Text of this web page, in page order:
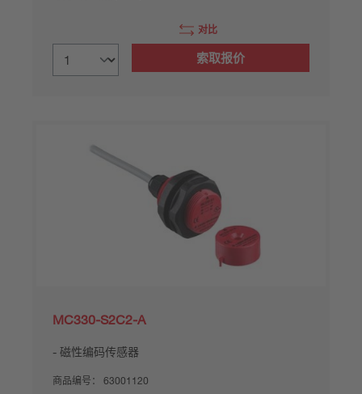
对比
索取报价
MC330-S2C2-A
磁性编码传感器
商品编号： 63001120